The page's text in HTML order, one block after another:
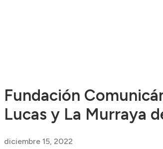
Fundación
Lucas y La Murraya
diciembre 15, 2022